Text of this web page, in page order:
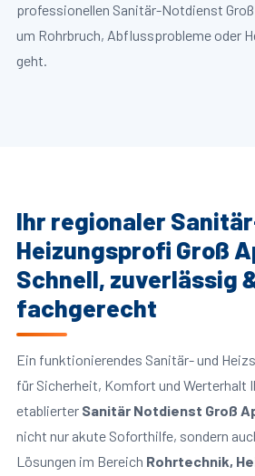
professionellen Sanitär-Notdienst
um Rohrbruch, Abflussprobleme oder
geht.
Ihr regionaler
Heizungsprofi Groß
Schnell, zuverlässig
fachgerecht
Ein funktionierendes Sanitär- und
für Sicherheit, Komfort und Werterhalt
etablierter Sanitär Notdienst Groß
nicht nur akute Soforthilfe, sondern
Lösungen im Bereich Rohrtechnik,